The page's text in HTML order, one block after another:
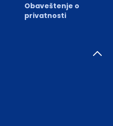
Obaveštenje o
privatnosti